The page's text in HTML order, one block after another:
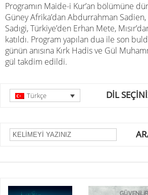
Programın Maide-i Kur’an bölümüne
Güney Afrika’dan Abdurrahman Sadien,
Sadıgi, Türkiye’den Erhan Mete,
katıldı. Program yapılan dua ile son
günün anısına Kırk Hadis ve Gül
gül takdim edildi.
DİL
Türkçe